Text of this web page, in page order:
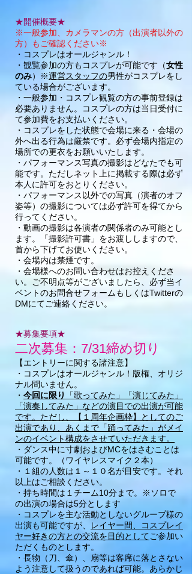
★開催概要★
※一般参加、カメラマンの方（出演者以外の
方）もご確認ください※
・コスプレはオールジャンル！
・観覧参加の方もコスプレが可能です（女性
のみ）※運営スタッフの男性がコスプレをし
ている場合がございます。
・一般参加・コスプレ観覧の方の事前登録は
必要ありません。コスプレの方は当日受付に
て参加費をお支払いください。
・コスプレをした状態で会場に来る・会場の
外へ出る行為は厳禁です。必ず会場内指定の
場所での更衣をお願いいたします。
・パフォーマンス写真の撮影はどなたでも可
能です。ただしネット上に掲載する際は必ず
本人に許可をおとりください。
・パフォーマンス以外での写真（演者のオフ
姿等）の撮影については必ず許可を得てから
行ってください。
・動画の撮影は各演者の関係者のみ可能とし
ます。「撮影許可書」をお渡ししますので、
首から下げてお使いください。
・会場内は禁煙です。
・会場様へのお問い合わせはお控えくださ
い。ご不明点等がございましたら、必ず当イ
ベントのお問合せフォームもしくはTwitterの
DMにてご連絡ください。
​★募集要項★
二次募集：7/31締め切り
【エントリーに関する諸注意】
・コスプレはオールジャンル！版権、オリジ
ナル問いません。
・ 今回に限り
「歌ってみた」「演じてみた」
「演奏してみた」などの演目での出演が可能
です。ただし、【１周年企画枠】としてのご
出演であり、あくまで「踊ってみた」がメイ
ンのイベント構成をさせていただきます。
・ダンス中に寸劇およびMCをはさむことは
可能です。（ワイヤレスマイク２本）
・１組の人数は１～１０名が目安です。それ
以上はご相談ください。
・持ち時間は１チーム10分まで。※ソロで
の出演の場合は5分とします
・コスプレを主な活動としないグループ様の
出演も可能ですが、
レイヤー間、コスプレイ
ヤー好きの方との交流を目的としてご参加い
ただくものとします。
・長物（刀、傘）、扇等は客席に落とさない
よう注意して扱うのであれば可能。あらかじ